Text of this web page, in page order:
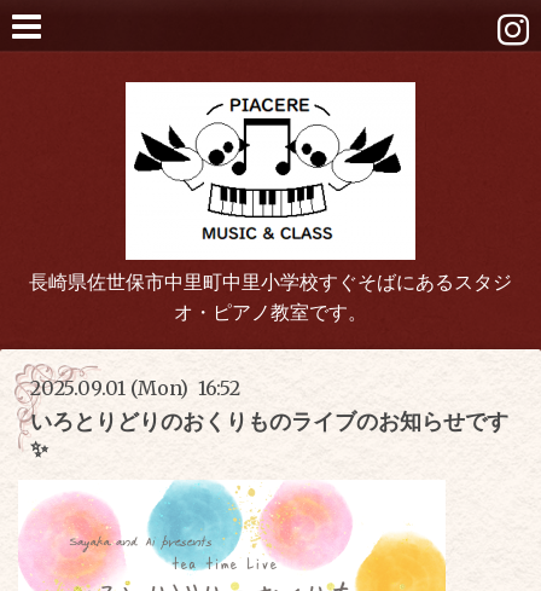
長崎県佐世保市中里町中里小学校すぐそばにあるスタジ
オ・ピアノ教室です。
2025.09.01 (Mon) 16:52
いろとりどりのおくりものライブのお知らせです
✨